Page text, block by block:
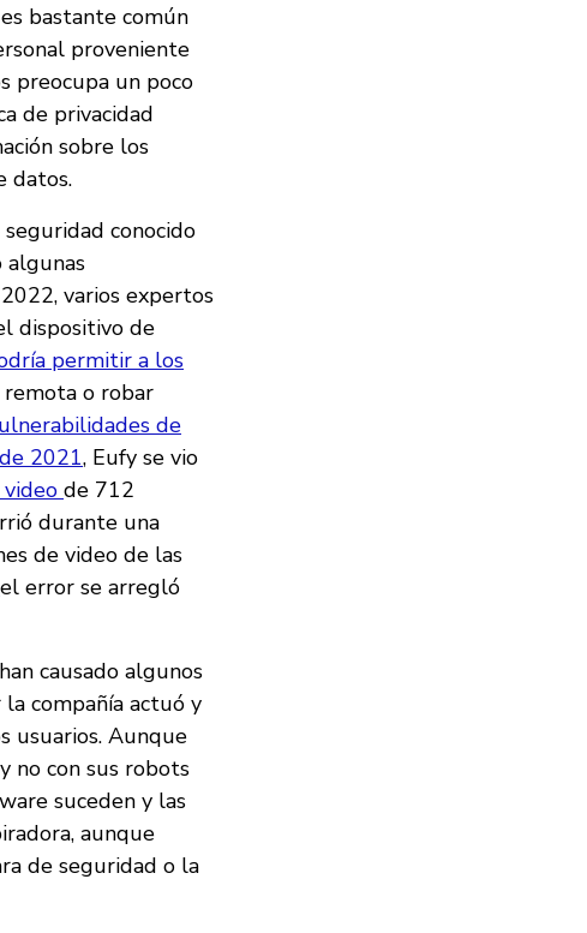
bastante común
proveniente
preocupa un poco
de privacidad
sobre los
datos.
conocido
algunas
varios expertos
dispositivo de
permitir a los
o robar
de
2021, Eufy se vio
de 712
durante una
de video de las
el error se arregló
causado algunos
compañía actuó y
usuarios. Aunque
no con sus robots
suceden y las
aunque
de seguridad o la